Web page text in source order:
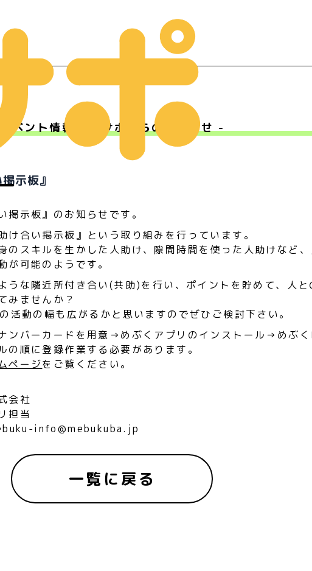
イベント情報 - Ｍサポからのお知らせ -
示板』
掲示板』のお知らせです。
け合い掲示板』という取り組みを行っています。
のスキルを生かした人助け、隙間時間を使った人助けなど、
が可能のようです。
うな隣近所付き合い(共助)を行い、ポイントを貯めて、人と
みませんか？
活動の幅も広がるかと思いますのでぜひご検討下さい。
ンバーカードを用意→めぶくアプリのインストール→めぶく
の順に登録作業する必要があります。
ページをご覧ください。
会社
担当
info@mebukuba.jp
一覧に戻る